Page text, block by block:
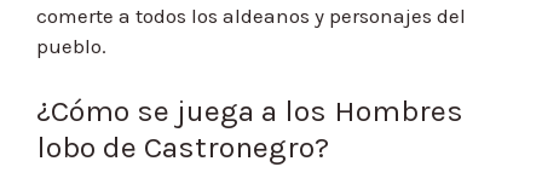
comerte a todos los aldeanos y personajes del
pueblo.
¿Cómo se juega a los Hombres
lobo de Castronegro?